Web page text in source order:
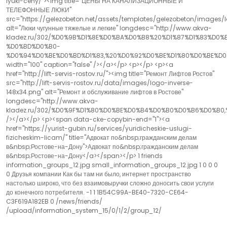
ТЕЛЕФОННЫЕ ЛЮКИ"
src="https://gelezobeton.net/assets/templates/gelezobeton/images/
alt="Люки чугунные тяжелые и легкие" longdesc="http://www.akva-
kladez.ru/302/
%D0%BD%D0%B0-
width="100" caption="false" /></a></p> <p></p> <p><a
href="http://lift-servis-rostov.ru/"><img title="Ремонт Лифтов Ростов"
src="http://lift-servis-rostov.ru/data/images/logo-inverse-
148x34.png" alt="Ремонт и обслуживание лифтов в Ростове"
longdesc="http://www.akva-
kladez.ru/302/
/></a></p> <p><span data-cke-copybin-end="1"><a
href="https://yurist-gubin.ru/services/yuridicheskie-uslugi-
fizicheskim-licam/" title="Адвокат по&nbsp;гражданским делам
в&nbsp;Ростове-на-Дону">Адвокат по&nbsp;гражданским делам
в&nbsp;Ростове-на-Дону</a></span></p> 1 friends
information_groups_12.jpg small_information_groups_12.jpg 1 0 0 0
0 Друзья компании Как бы там ни было, интернет пространство
настолько широко, что без взаимовыручки сложно доносить свои услуги
до конечного потребителя. -1 1 1B54C99A-BE40-7320-CE64-
C3F619A182EB 0 /news/friends/
/upload/information_system_15/0/1/2/group_12/